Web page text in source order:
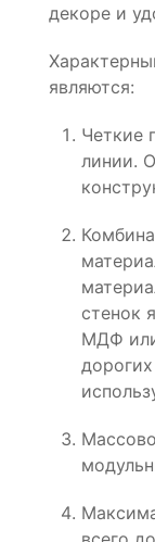
декоре и
являются:
Четкие
линии.
стенок
МДФ